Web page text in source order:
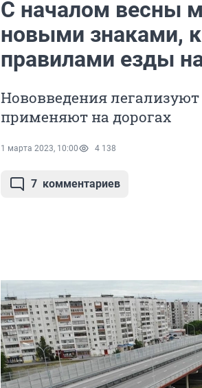
С началом весны
новыми знаками,
правилами езды
Нововведения
применяют на дорогах
1 марта 2023, 10:00 4 138
7 комментариев